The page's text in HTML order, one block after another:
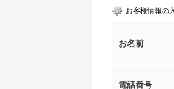
お客様情報の
お名前
電話番号